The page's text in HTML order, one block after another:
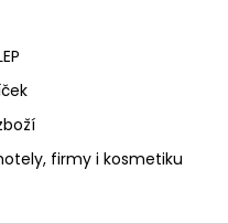
firmy i kosmetiku